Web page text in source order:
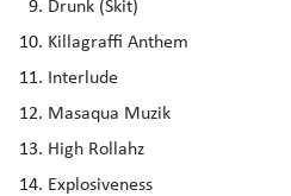
Drunk (Skit)
Killagraffi Anthem
Interlude
Masaqua Muzik
High Rollahz
Explosiveness